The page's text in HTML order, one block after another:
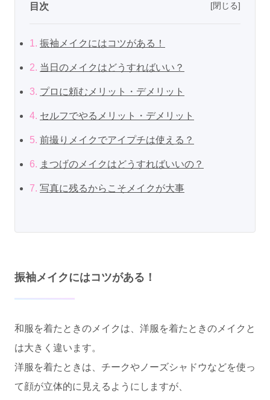
目次 [閉じる]
1. 振袖メイクにはコツがある！
2. 当日のメイクはどうすればいい？
3. プロに頼むメリット・デメリット
4. セルフでやるメリット・デメリット
5. 前撮りメイクでアイプチは使える？
6. まつげのメイクはどうすればいいの？
7. 写真に残るからこそメイクが大事
振袖メイクにはコツがある！
和服を着たときのメイクは、洋服を着たときのメイクと
は大きく違います。
洋服を着たときは、チークやノーズシャドウなどを使っ
て顔が立体的に見えるようにしますが、